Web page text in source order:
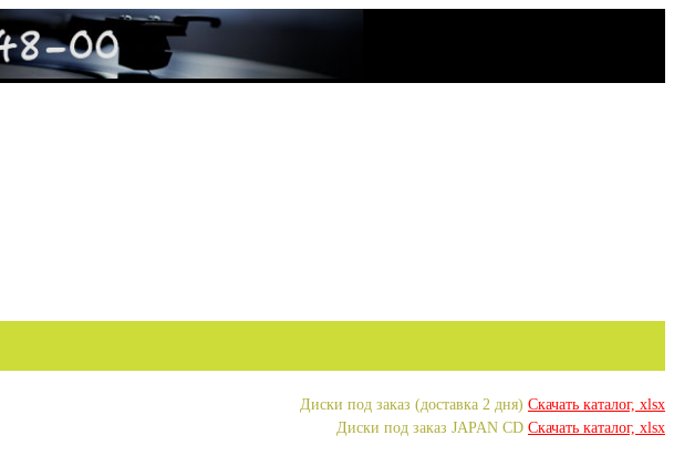
Диски под заказ (доставка 2 дня) Скачать каталог, xlsx
Диски под заказ JAPAN CD Скачать каталог, xlsx